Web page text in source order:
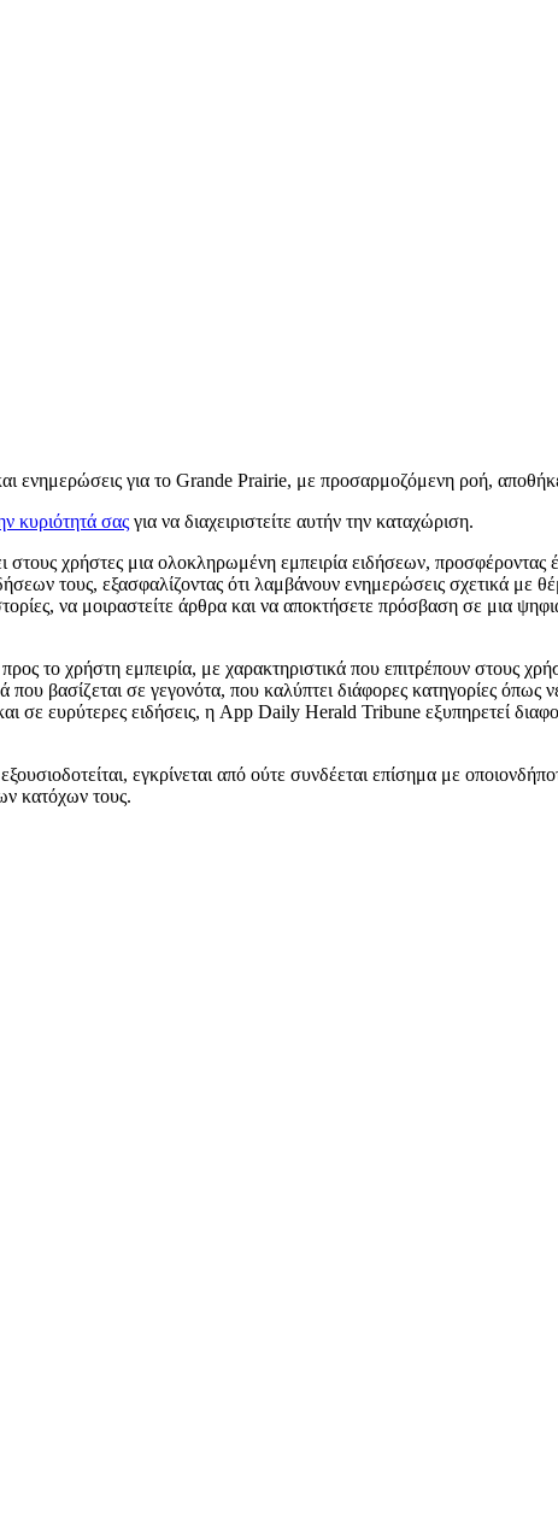
ενημερώσεις για το Grande Prairie, με προσαρμοζόμενη ροή,
κυριότητά σας για να διαχειριστείτε αυτήν την καταχώριση.
χρήστες μια ολοκληρωμένη εμπειρία ειδήσεων,
τους, εξασφαλίζοντας ότι λαμβάνουν ενημερώσεις σχετικά με
να μοιραστείτε άρθρα και να αποκτήσετε πρόσβαση σε μια
το χρήστη εμπειρία, με χαρακτηριστικά που επιτρέπουν στους
βασίζεται σε γεγονότα, που καλύπτει διάφορες κατηγορίες όπως
ευρύτερες ειδήσεις, η App Daily Herald Tribune εξυπηρετεί
εγκρίνεται από ούτε συνδέεται επίσημα με
κατόχων τους.